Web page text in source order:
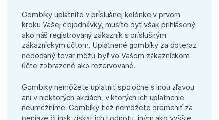
Gombíky uplatníte v príslušnej kolónke v prvom
kroku Vašej objednávky, musíte byť však prihlásený
ako náš registrovaný zákazník s príslušným
zákazníckym účtom. Uplatnené gombíky za doteraz
nedodaný tovar môžu byť vo Vašom zákazníckom
účte zobrazené ako rezervované.
Gombíky nemôžete uplatniť spoločne s inou zľavou
ani v niektorých akciách, v ktorých ich uplatnenie
neumožníme. Gombíky tiež nemôžete premeniť za
peniaze či inak získať ich hodnotu, iným ako vyššie